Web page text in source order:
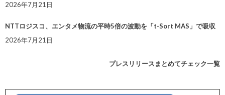
2026年7月21日
NTTロジスコ、エンタメ物流の平時5倍の波動を「t-Sort MAS」で吸収
2026年7月21日
プレスリリースまとめてチェック一覧